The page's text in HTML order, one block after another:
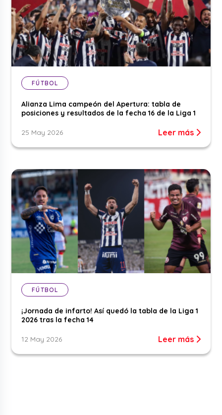
FÚTBOL
Alianza Lima campeón del Apertura: tabla de
posiciones y resultados de la fecha 16 de la Liga 1
25 May 2026 Leer más
FÚTBOL
¡Jornada de infarto! Así quedó la tabla de la Liga 1
2026 tras la fecha 14
12 May 2026 Leer más